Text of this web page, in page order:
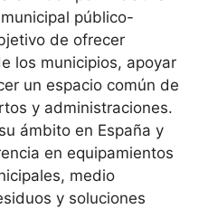
público-
de ofrecer
los municipios, apoyar
un espacio común de
y administraciones.
ámbito en España y
en equipamientos
medio
y soluciones